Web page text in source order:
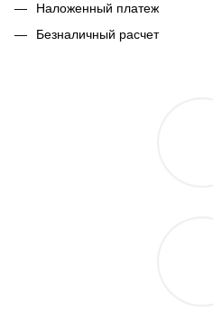
Наложенный платеж
Безналичный расчет